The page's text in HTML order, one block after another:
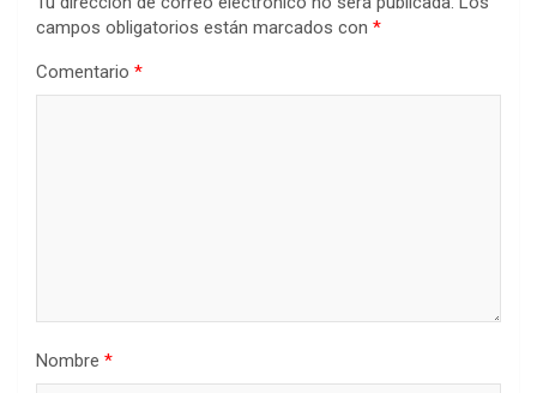
campos obligatorios están marcados con *
Comentario *
Nombre *